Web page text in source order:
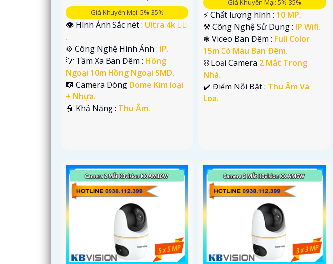
Giá Khuyến Mại: 5%-35%
👁 Hình Ảnh Sắc nét : Ultra 4k 👍🏾
.
⚙ Công Nghệ Hình Ảnh : IP.
💡 Tầm Xa Ban Đêm : Hồng
Ngoại 10m Hồng Ngoại SMD.
🎼️ Camera Dòng Dome Kim loại
+ Nhựa.
️👮 Khả Năng : Thu Âm.
Giá Khuyến Mại: 5%-35%
️⚡ Chất lượng hình : 10 MP.
⚒ Công Nghệ Sử Dụng : IP Wifi.
❃ Video Ban Đêm : Full Color
15m Có Màu Ban Ðêm.
⛓ Loại Camera 2 Mắt Trong
Nhà.
️✔️ Điểm Nỗi Bật : Thu Âm Và
Loa.